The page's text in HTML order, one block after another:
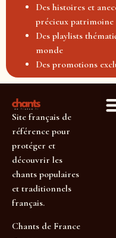
Des histoires et
précieux patrimoine
Des playlists
monde
Des promotions
Site français de
référence pour
protéger et
découvrir les
chants populaires
et traditionnels
français.
Chants de France